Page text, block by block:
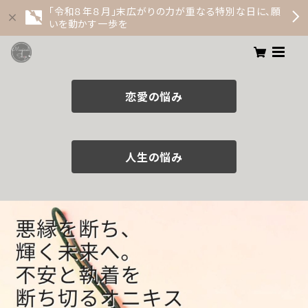
「令和８年８月」末広がりの力が重なる特別な日に、願
いを動かす一歩を
恋愛の悩み
人生の悩み